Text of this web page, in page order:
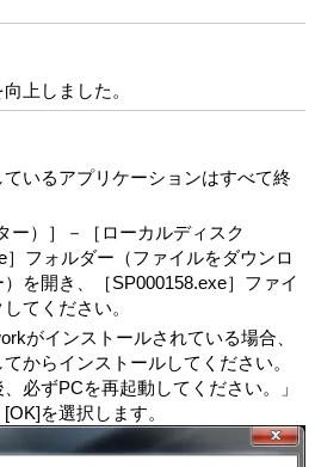
上しました。
いるアプリケーションはすべて終
ー）］－［ローカルディスク
］フォルダー（ファイルをダウンロ
を開き、［SP000158.exe］ファイ
てください。
がインストールされている場合、
からインストールしてください。
必ずPCを再起動してください。」
を選択します。